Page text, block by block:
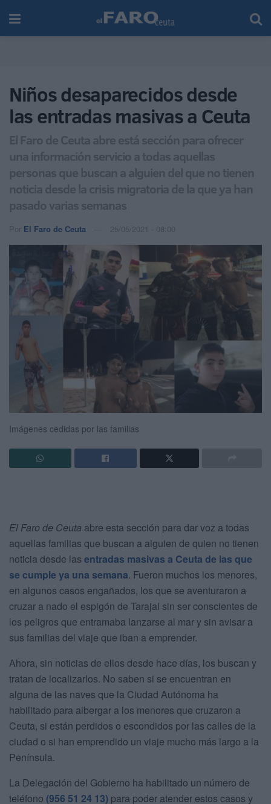
Niños desaparecidos desde
las entradas masivas a Ceuta
El Faro de Ceuta abre está sección para ofrecer
una información servicio a todas aquellas
personas que buscan a alguien del que no tienen
noticia desde la crisis migratoria de la que ya han
pasado varias semanas
Por El Faro de Ceuta 25/05/2021 - 08:00
Imágenes cedidas por las familias
El Faro de Ceuta abre esta sección para dar voz a todas
aquellas familias que buscan a alguien de quien no tienen
noticia desde las entradas masivas a Ceuta de las que
se cumple ya una semana. Fueron muchos los menores,
en algunos casos engañados, los que se aventuraron a
cruzar a nado el espigón de Tarajal sin ser conscientes de
los peligros que entramaba lanzarse al mar y sin avisar a
sus familias del viaje que iban a emprender.
Ahora, sin noticias de ellos desde hace días, los buscan y
tratan de localizarlos. No saben si se encuentran en
alguna de las naves que la Ciudad Autónoma ha
habilitado para albergar a los menores que cruzaron a
Ceuta, si están perdidos o escondidos por las calles de la
ciudad o si han emprendido un viaje mucho más largo a la
Península.
La Delegación del Gobierno ha habilitado un número de
teléfono (956 51 24 13) para poder atender estos casos y